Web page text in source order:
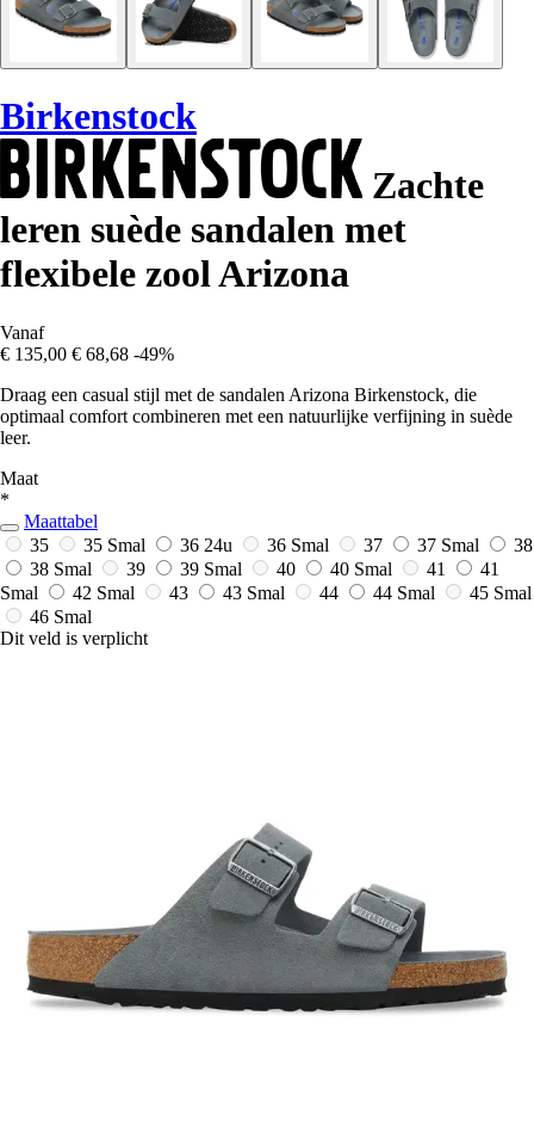
Birkenstock
Zachte
leren suède sandalen met
flexibele zool Arizona
Vanaf
€ 135,00 € 68,68 -49%
Draag een casual stijl met de sandalen Arizona Birkenstock, die
optimaal comfort combineren met een natuurlijke verfijning in suède
leer.
Maat
*
Maattabel
35
35 Smal 36 24u 36 Smal 37 37 Smal
38
38 Smal
39 39 Smal 40 40 Smal 41
41
Smal
42 Smal 43 43 Smal 44 44 Smal
45 Smal
46 Smal
Dit veld is verplicht